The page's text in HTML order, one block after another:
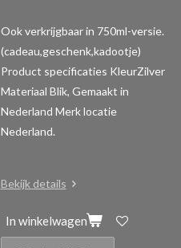
Ook verkrijgbaar in 750ml-versie.
(cadeau,geschenk,kadootje)
Product specificaties KleurZilver
Materiaal Blik, Gemaakt in
Nederland Merk locatie
Nederland.
Bekijk details
In winkelwagen